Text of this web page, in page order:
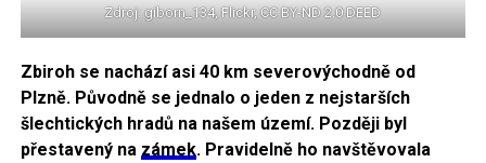
Zdroj: giborn_134, Flickr, CC BY-ND 2.0 DEED
Zbiroh se nachází asi 40 km severovýchodně od
Plzně. Původně se jednalo o jeden z nejstarších
šlechtických hradů na našem území. Později byl
přestavený na zámek. Pravidelně ho navštěvovala